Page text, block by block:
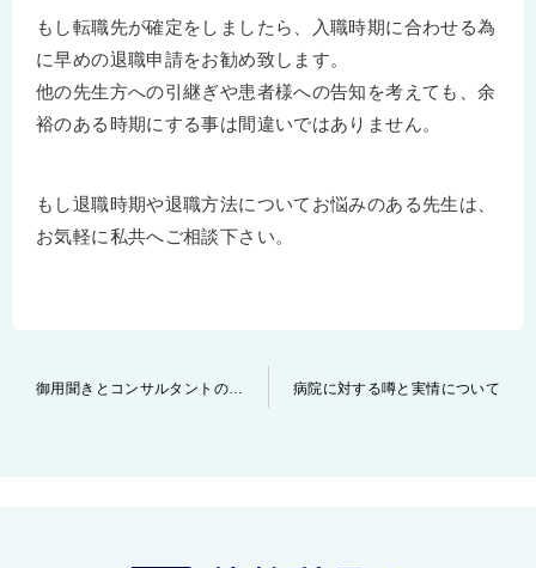
もし転職先が確定をしましたら、入職時期に合わせる為
に早めの退職申請をお勧め致します。
他の先生方への引継ぎや患者様への告知を考えても、余
裕のある時期にする事は間違いではありません。
もし退職時期や退職方法についてお悩みのある先生は、
お気軽に私共へご相談下さい。
御用聞きとコンサルタントの違いについて 病院に対する噂と実情について